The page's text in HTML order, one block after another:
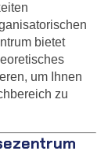
bietet
um Ihnen
zu